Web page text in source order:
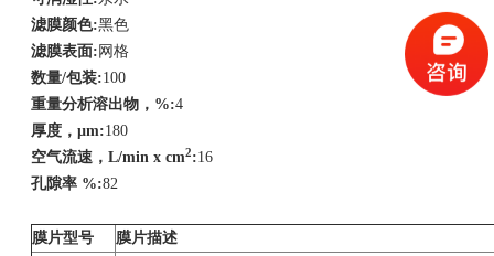
滤膜颜色:黑色
滤膜表面: 网格
数量/包装:100
重量分析溶出物， %:4
厚度， µm:180
空气流速， L/min x cm2:16
孔隙率%:82
膜片型号
膜片描述